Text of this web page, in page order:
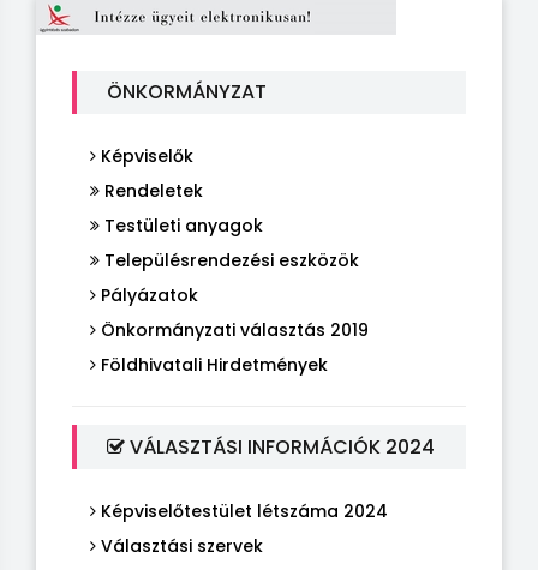
ÖNKORMÁNYZAT
Képviselők
Rendeletek
Testületi anyagok
Településrendezési eszközök
Pályázatok
Önkormányzati választás 2019
Földhivatali Hirdetmények
VÁLASZTÁSI INFORMÁCIÓK 2024
Képviselőtestület létszáma 2024
Választási szervek